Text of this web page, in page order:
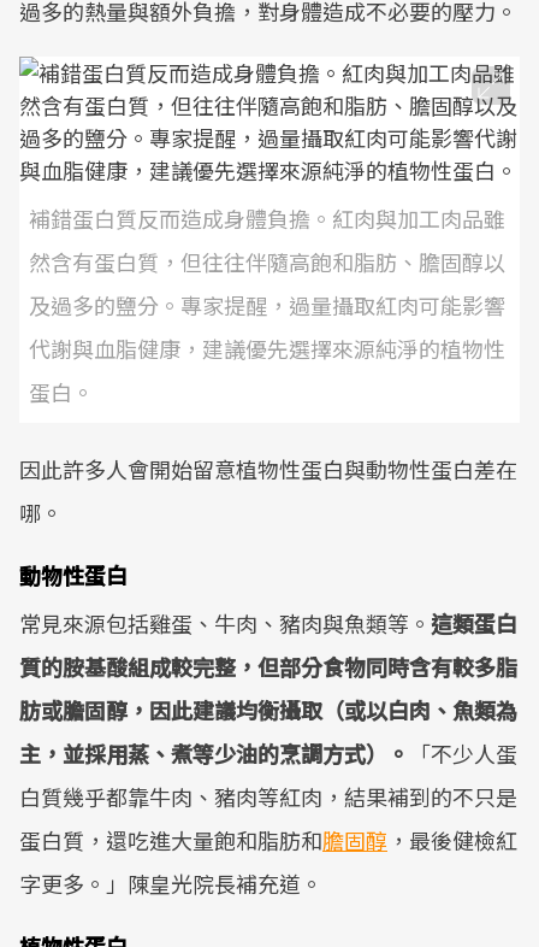
過多的熱量與額外負擔，對身體造成不必要的壓力。
補錯蛋白質反而造成身體負擔。紅肉與加工肉品雖
然含有蛋白質，但往往伴隨高飽和脂肪、膽固醇以
及過多的鹽分。專家提醒，過量攝取紅肉可能影響
代謝與血脂健康，建議優先選擇來源純淨的植物性
蛋白。
因此許多人會開始留意植物性蛋白與動物性蛋白差在
哪。
動物性蛋白
常見來源包括雞蛋、牛肉、豬肉與魚類等。 這類蛋白
質的胺基酸組成較完整，但部分食物同時含有較多脂
肪或膽固醇，因此建議均衡攝取（或以白肉、魚類為
主，並採用蒸、煮等少油的烹調方式）。
「不少人蛋
白質幾乎都靠牛肉、豬肉等紅肉，結果補到的不只是
蛋白質，還吃進大量飽和脂肪和膽固醇 ，最後健檢紅
字更多。」陳皇光院長補充道。